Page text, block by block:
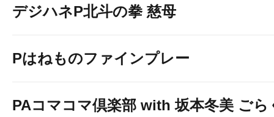
デジハネP北斗の拳 慈母
Pはねものファインプレー
PAコマコマ倶楽部 with 坂本冬美 ごら